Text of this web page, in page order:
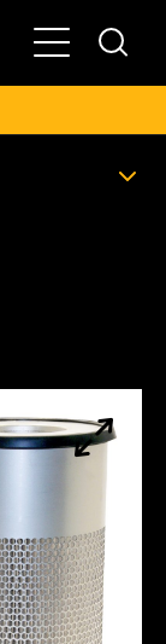
Увімкнути/